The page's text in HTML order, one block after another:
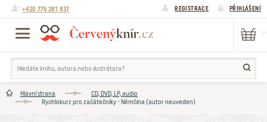
+420 775 281 837 REGISTRACE PŘIHLÁŠENÍ
Hlavní strana
CD, DVD, LP, audio
Rychlokurz pro začátečníky - Němčina (autor neuveden)